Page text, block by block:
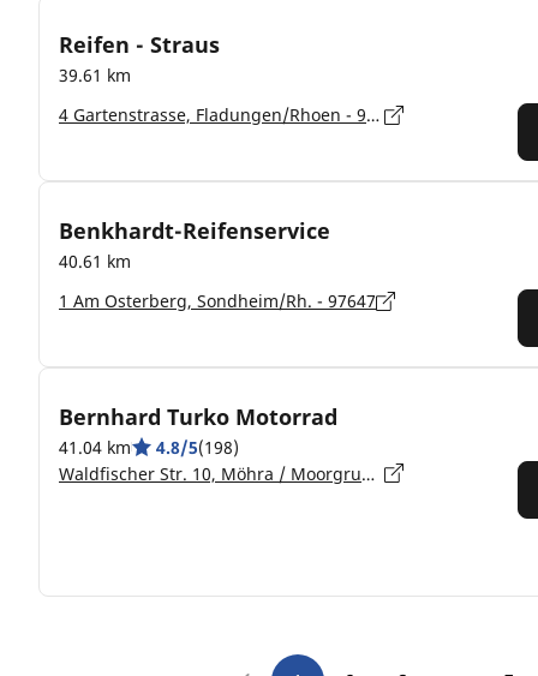
Reifen - Straus
39.61 km
4 Gartenstrasse, Fladungen/Rhoen - 97650
Benkhardt-Reifenservice
40.61 km
1 Am Osterberg, Sondheim/Rh. - 97647
Bernhard Turko Motorrad
41.04 km 4.8/5(198)
Waldfischer Str. 10, Möhra / Moorgrund - 36433